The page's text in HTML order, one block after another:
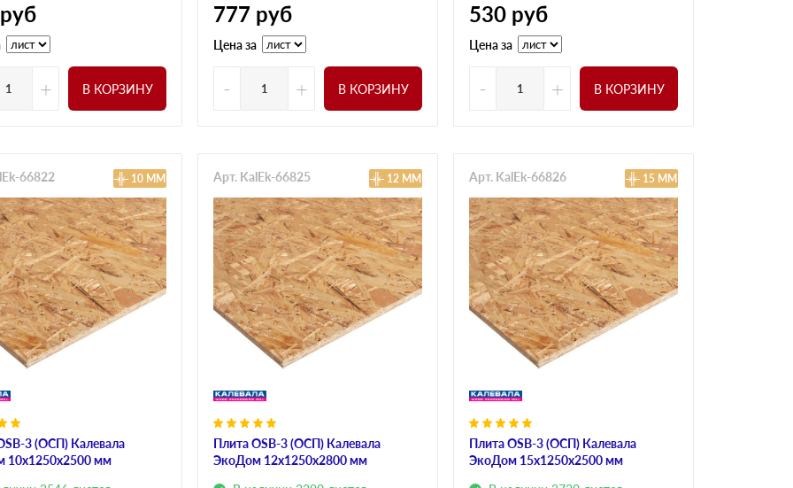
руб
+ В КОРЗИНУ
777 руб
Цена за
- + В КОРЗИНУ
530 руб
Цена за
- + В КОРЗИНУ
3 (ОСП) Калевала
10х1250х2500 мм
66822 10 ММ
Плита OSB-3 (ОСП) Калевала
ЭкоДом 12х1250х2800 мм
Арт. KalEk-66825 12 ММ
Плита OSB-3 (ОСП) Калевала
ЭкоДом 15х1250х2500 мм
Арт. KalEk-66826 15 ММ